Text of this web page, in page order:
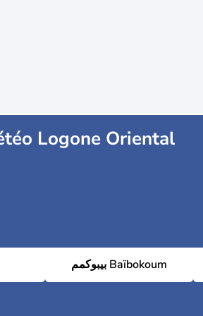
Logone Oriental
بيبوكمم Baïbokoum